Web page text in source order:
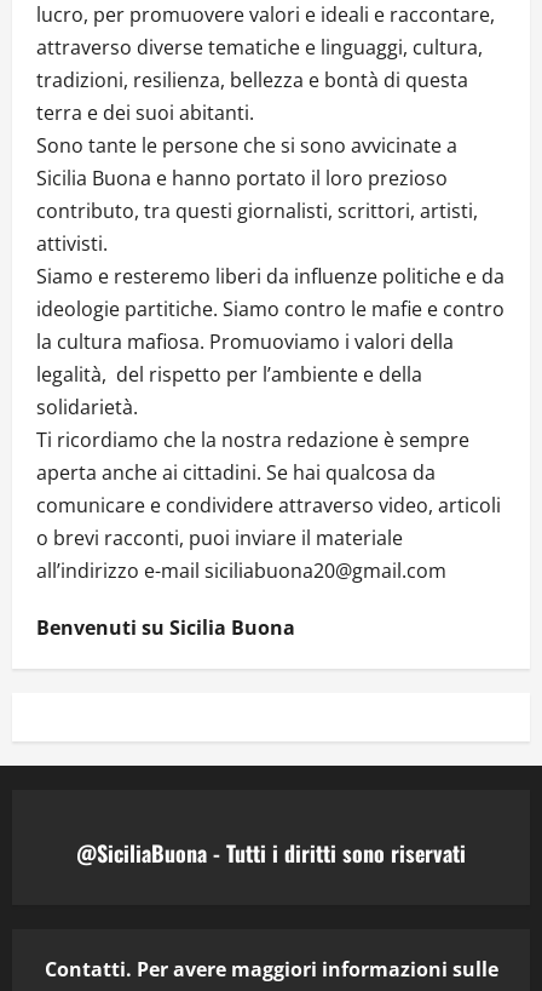
lucro, per promuovere valori e ideali e raccontare,
attraverso diverse tematiche e linguaggi, cultura,
tradizioni, resilienza, bellezza e bontà di questa
terra e dei suoi abitanti.
Sono tante le persone che si sono avvicinate a
Sicilia Buona e hanno portato il loro prezioso
contributo, tra questi giornalisti, scrittori, artisti,
attivisti.
Siamo e resteremo liberi da influenze politiche e da
ideologie partitiche. Siamo contro le mafie e contro
la cultura mafiosa. Promuoviamo i valori della
legalità, del rispetto per l’ambiente e della
solidarietà.
Ti ricordiamo che la nostra redazione è sempre
aperta anche ai cittadini. Se hai qualcosa da
comunicare e condividere attraverso video, articoli
o brevi racconti, puoi inviare il materiale
all’indirizzo e-mail siciliabuona20@gmail.com
Benvenuti su Sicilia Buona
@SiciliaBuona - Tutti i diritti sono riservati
Contatti. Per avere maggiori informazioni sulle